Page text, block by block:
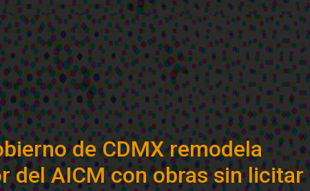
de CDMX remodela
del AICM con obras sin licitar